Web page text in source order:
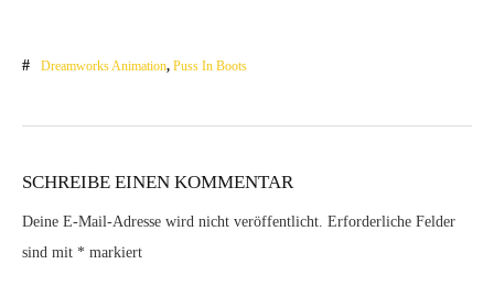
Dreamworks Animation, Puss In Boots
SCHREIBE EINEN KOMMENTAR
Deine E-Mail-Adresse wird nicht veröffentlicht. Erforderliche Felder
sind mit * markiert